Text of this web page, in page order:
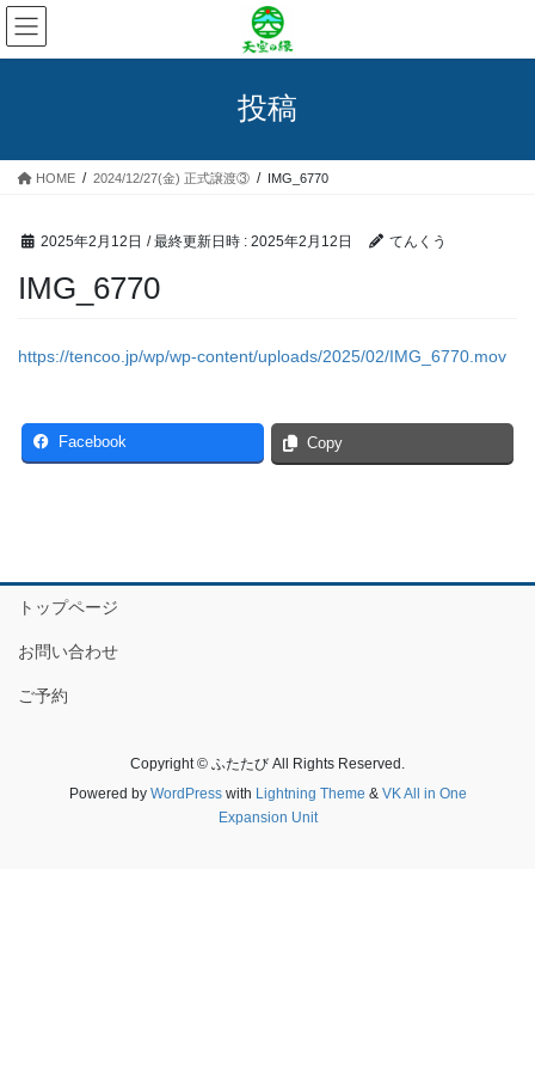
コ
ン
テ
ス
ナ
ビ
ゲ
ン
投稿
HOME 2024/12/27(金) 正式譲渡③ IMG_6770
2025年2月12日 / 最終更新日時 : 2025年2月12日 てんくう
IMG_6770
https://tencoo.jp/wp/wp-content/uploads/2025/02/IMG_6770.mov
Facebook Copy
トップページ
お問い合わせ
ご予約
Copyright © ふたたび All Rights Reserved.
Powered by WordPresswith Lightning Theme & VK All in One
Expansion Unit